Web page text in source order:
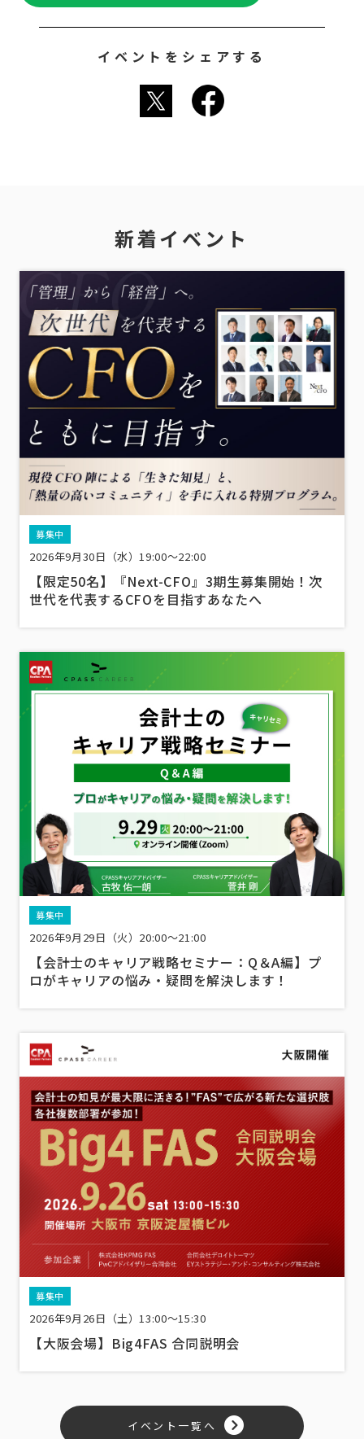
イベントをシェアする
新着イベント
募集中
2026年9月30日（水）19:00～22:00
【限定50名】『Next-CFO』3期生募集開始！次
世代を代表するCFOを目指すあなたへ
募集中
2026年9月29日（火）20:00～21:00
【会計士のキャリア戦略セミナー：Q＆A編】プ
ロがキャリアの悩み・疑問を解決します！
募集中
2026年9月26日（土）13:00〜15:30
【大阪会場】Big4FAS 合同説明会
イベント一覧へ